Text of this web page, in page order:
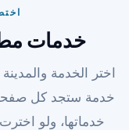
خدمات
اختر الخدمة
خدمة ستجد كل
خدماتها، ولو